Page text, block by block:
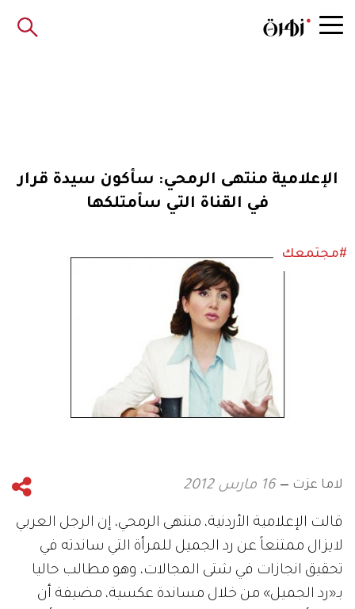
الإعلامية منتهى الرمحي: سأكون سيدة قرار
في القناة التي سأمتلكها
#مجتمعك
لاما عزت 16 مارس 2012
قالت الإعلامية الأردنية، منتهى الرمحي، إن الرجل العربي
لايزال ممتنعاً عن رد الجميل للمرأة التي ساندته في
تحقيق انجازات في شتى المجالات، وهو مطالب حاليا
بـ«رد الجميل» من خلال مساندة عكسية، مضيفة أن